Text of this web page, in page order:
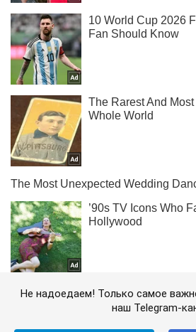
Не надоедаем! Только самое
наш Telegram-